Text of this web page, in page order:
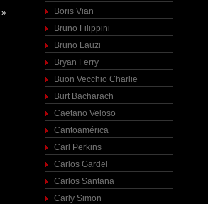
»
Boris Vian
Bruno Filippini
Bruno Lauzi
Bryan Ferry
Buon Vecchio Charlie
Burt Bacharach
Caetano Veloso
Cantoamérica
Carl Perkins
Carlos Gardel
Carlos Santana
Carly Simon